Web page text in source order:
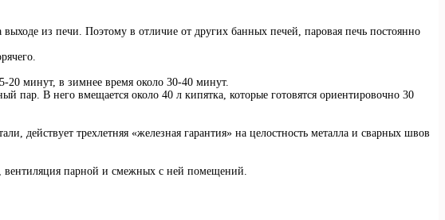
из печи. Поэтому в отличие от других банных печей, паровая печь постоянно
20 минут, в зимнее время около 30-40 минут.
пар. В него вмещается около 40 л кипятка, которые готовятся ориентировочно 30
действует трехлетняя «железная гарантия» на целостность металла и сварных швов
вентиляция парной и смежных с ней помещений.